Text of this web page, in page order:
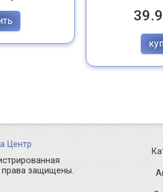
права защищены.